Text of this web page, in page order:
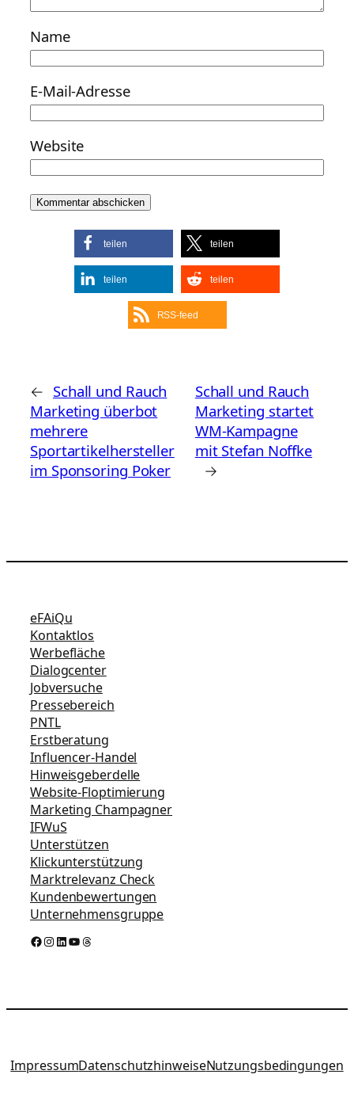
Name
E-Mail-Adresse
Website
teilen teilen
teilen teilen
RSS-feed
← Schall und Rauch
Marketing überbot
mehrere
Sportartikelhersteller
im Sponsoring Poker
Schall und Rauch
Marketing startet
WM-Kampagne
mit Stefan Noffke
→
eFAiQu
Kontaktlos
Werbefläche
Dialogcenter
Jobversuche
Pressebereich
PNTL
Erstberatung
Influencer-Handel
Hinweisgeberdelle
Website-Floptimierung
Marketing Champagner
IFWuS
Unterstützen
Klickunterstützung
Marktrelevanz Check
Kundenbewertungen
Unternehmensgruppe
Facebook InstagramLinkedIn YouTube Threads
ImpressumDatenschutzhinweiseNutzungsbedingungen